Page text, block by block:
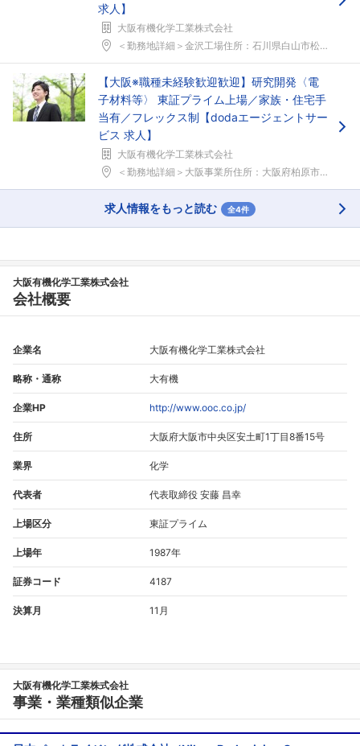
求人】
大阪有機化学工業株式会社
＜勤務地詳細＞金沢工場住所：石川県白山市松本町16...
【大阪※職種未経験歓迎歓迎】研究開発〈電
子材料等〉 東証プライム上場／家族・住宅手
当有／フレックス制【dodaエージェントサー
ビス 求人】
大阪有機化学工業株式会社
＜勤務地詳細＞大阪事業所住所：大阪府柏原市片山町1...
求人情報をもっと読む 全4件
大阪有機化学工業株式会社
会社概要
企業名 大阪有機化学工業株式会社
略称・通称 大有機
企業HP http://www.ooc.co.jp/
住所 大阪府大阪市中央区安土町1丁目8番15号
業界 化学
代表者 代表取締役 安藤 昌幸
上場区分 東証プライム
上場年 1987年
証券コード 4187
決算月 11月
大阪有機化学工業株式会社
事業・業種類似企業